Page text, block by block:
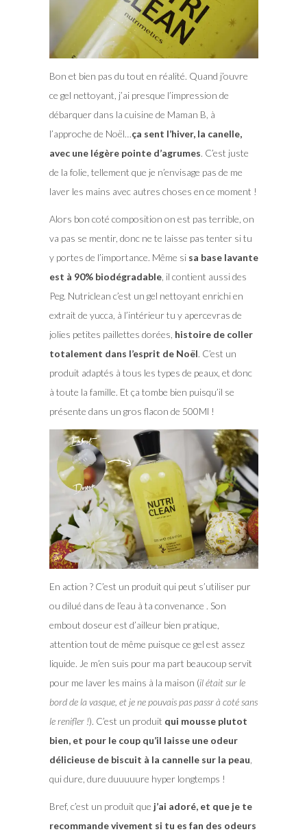
Bon et bien pas du tout en réalité. Quand j’ouvre
ce gel nettoyant, j’ai presque l’impression de
débarquer dans la cuisine de Maman B, à
l’approche de Noël…ça sent l’hiver, la canelle,
avec une légère pointe d’agrumes. C’est juste
de la folie, tellement que je n’envisage pas de me
laver les mains avec autres choses en ce moment !
Alors bon coté composition on est pas terrible, on
va pas se mentir, donc ne te laisse pas tenter si tu
y portes de l’importance. Même si sa base lavante
est à 90% biodégradable, il contient aussi des
Peg. Nutriclean c’est un gel nettoyant enrichi en
extrait de yucca, à l’intérieur tu y apercevras de
jolies petites paillettes dorées, histoire de coller
totalement dans l’esprit de Noël. C’est un
produit adaptés à tous les types de peaux, et donc
à toute la famille. Et ça tombe bien puisqu’il se
présente dans un gros flacon de 500Ml !
En action ? C’est un produit qui peut s’utiliser pur
ou dilué dans de l’eau à ta convenance . Son
embout doseur est d’ailleur bien pratique,
attention tout de même puisque ce gel est assez
liquide. Je m’en suis pour ma part beaucoup servit
pour me laver les mains à la maison (il était sur le
bord de la vasque, et je ne pouvais pas passr à coté sans
le renifler !). C’est un produit qui mousse plutot
bien, et pour le coup qu’il laisse une odeur
délicieuse de biscuit à la cannelle sur la peau
qui dure, dure duuuuure hyper longtemps !
Bref, c’est un produit que j’ai adoré, et que je te
recommande vivement si tu es fan des odeurs